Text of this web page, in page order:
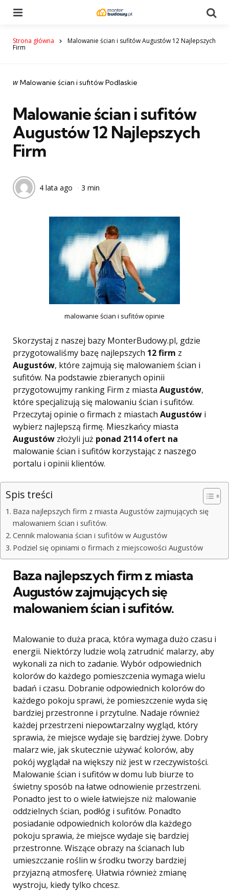
Strona główna Malowanie ścian i sufitów Augustów 12 Najlepszych
Firm
Categories
post
w Malowanie ścian i sufitów Podlaskie
Malowanie ścian i sufitów
Augustów 12 Najlepszych
Firm
4 lata ago 3 min
malowanie ścian i sufitów opinie
Skorzystaj z naszej bazy MonterBudowy.pl, gdzie
przygotowaliśmy bazę najlepszych 12 firm z
Augustów, które zajmują się malowaniem ścian i
sufitów. Na podstawie zbieranych opinii
przygotowujmy ranking Firm z miasta Augustów,
które specjalizują się malowaniu ścian i sufitów.
Przeczytaj opinie o firmach z miastach Augustów i
wybierz najlepszą firmę. Mieszkańcy miasta
Augustów złożyli już ponad 2114 ofert na
malowanie ścian i sufitów korzystając z naszego
portalu i opinii klientów.
Spis treści
Baza najlepszych firm z miasta Augustów zajmujących się
malowaniem ścian i sufitów.
Cennik malowania ścian i sufitów w Augustów
Podziel się opiniami o firmach z miejscowości Augustów
Baza najlepszych firm z miasta
Augustów zajmujących się
malowaniem ścian i sufitów.
Malowanie to duża praca, która wymaga dużo czasu i
energii. Niektórzy ludzie wolą zatrudnić malarzy, aby
wykonali za nich to zadanie. Wybór odpowiednich
kolorów do każdego pomieszczenia wymaga wielu
badań i czasu. Dobranie odpowiednich kolorów do
każdego pokoju sprawi, że pomieszczenie wyda się
bardziej przestronne i przytulne. Nadaje również
każdej przestrzeni niepowtarzalny wygląd, który
sprawia, że ​​miejsce wydaje się bardziej żywe. Dobry
malarz wie, jak skutecznie używać kolorów, aby
pokój wyglądał na większy niż jest w rzeczywistości.
Malowanie ścian i sufitów w domu lub biurze to
świetny sposób na łatwe odnowienie przestrzeni.
Ponadto jest to o wiele łatwiejsze niż malowanie
oddzielnych ścian, podłóg i sufitów. Ponadto
posiadanie odpowiednich kolorów dla każdego
pokoju sprawia, że ​​​​miejsce wydaje się bardziej
przestronne. Wiszące obrazy na ścianach lub
umieszczanie roślin w środku tworzy bardziej
przyjazną atmosferę. Ułatwia również zmianę
wystroju, kiedy tylko chcesz.